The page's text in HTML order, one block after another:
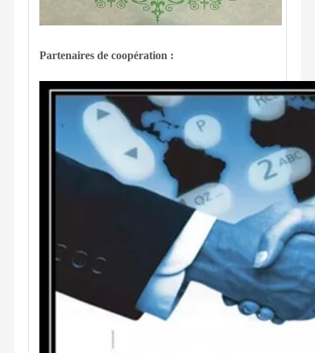
Partenaires de coopération :